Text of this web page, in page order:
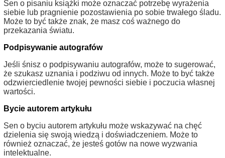
Sen o pisaniu książki może oznaczać potrzebę wyrażenia
siebie lub pragnienie pozostawienia po sobie trwałego śladu.
Może to być także znak, że masz coś ważnego do
przekazania światu.
Podpisywanie autografów
Jeśli śnisz o podpisywaniu autografów, może to sugerować,
że szukasz uznania i podziwu od innych. Może to być także
odzwierciedlenie twojej pewności siebie i poczucia własnej
wartości.
Bycie autorem artykułu
Sen o byciu autorem artykułu może wskazywać na chęć
dzielenia się swoją wiedzą i doświadczeniem. Może to
również oznaczać, że jesteś gotów na nowe wyzwania
intelektualne.